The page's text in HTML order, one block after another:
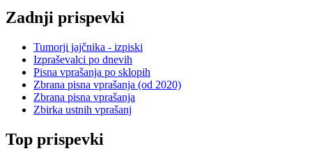
Zadnji prispevki
Tumorji jajčnika - izpiski
Izpraševalci po dnevih
Pisna vprašanja po sklopih
Zbrana pisna vprašanja (od 2020)
Zbrana pisna vprašanja
Zbirka ustnih vprašanj
Top prispevki